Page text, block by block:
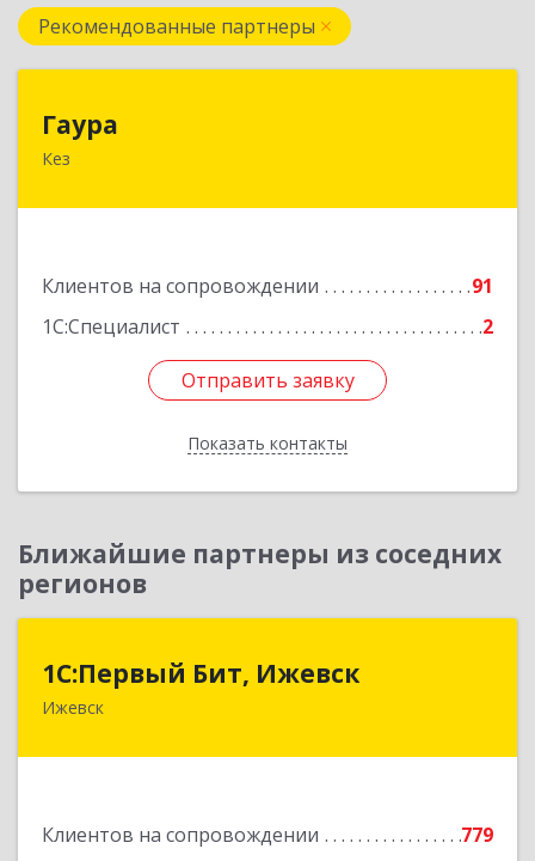
Рекомендованные партнеры
Гаура
Кез
Клиентов на сопровождении
91
1С:Специалист
2
Отправить заявку
Показать контакты
Отправить заявку
Назад
Ближайшие партнеры из соседних
регионов
1С:Первый Бит, Ижевск
Ижевск
Клиентов на сопровождении
779
1С:Первый Бит, Ижевск